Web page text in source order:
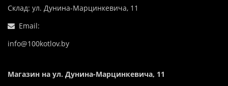
Склад: ул. Дунина-Марцинкевича, 11
Email:
info@100kotlov.by
Магазин на ул. Дунина-Марцинкевича, 11